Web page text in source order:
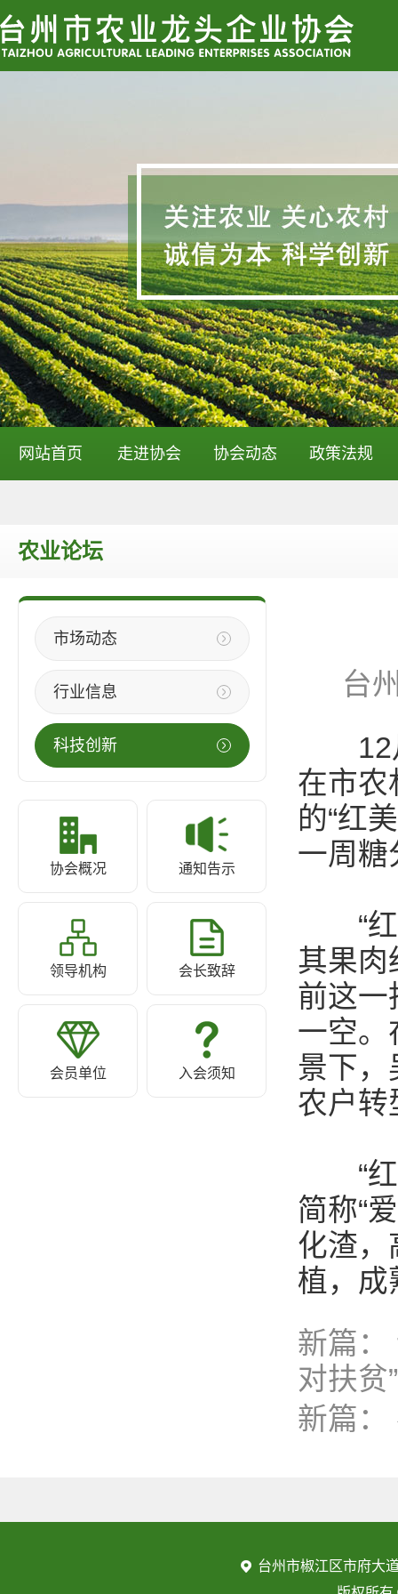
网站首页 走进协会 协会动态 政策法规
农业论坛
市场动态
行业信息
科技创新
协会概况 通知告示
领导机构 会长致辞
会员单位 入会须知
台
12月
在市农
的“红
一周糖
“红
其果肉
前这一
一空。
景下，
农户转
“红
简称“
化渣，
植，成
新篇
对扶贫
新篇：
台州市椒江区市府大